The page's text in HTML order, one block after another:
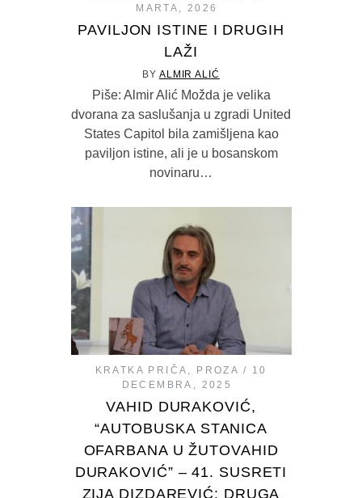
KRATKA PRIČA ,PROZA
PAVILJON ISTINE I DRUGIH
BY ALMIR ALIĆ
Piše: Almir Alić Možda je velika
dvorana za saslušanja u zgradi United
States Capitol bila zamišljena kao
paviljon istine, ali je u bosanskom
KRATKA PRIČA, PROZA
VAHID DURAKOVIĆ,
“AUTOBUSKA STANICA
OFARBANA U ŽUTOVAHID
DURAKOVIĆ” – 41. SUSRETI